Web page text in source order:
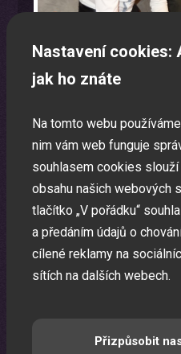
Nastavení cookies:
jak ho znáte
Na tomto webu
nim vám web funguje
souhlasem cookies
obsahu našich webových
tlačítko „V pořádku“
a předáním údajů o
cílené reklamy na
sítích na dalších webech.
Přizpůsobit